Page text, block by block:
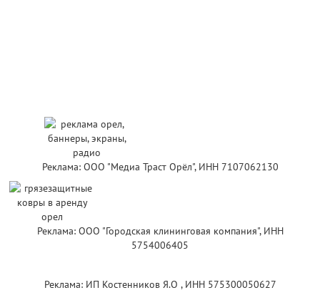
Реклама: ООО "Медиа Траст Орёл", ИНН 7107062130
Реклама: ООО "Городская клининговая компания", ИНН
5754006405
Реклама: ИП Костенников Я.О , ИНН 575300050627